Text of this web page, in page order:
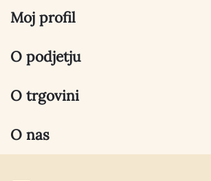
Moj profil
O podjetju
O trgovini
O nas